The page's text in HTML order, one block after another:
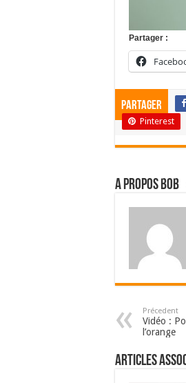
Partager :
Partager
Pinterest
A propos bOb
Précedent
Vidéo :
l’orange
Articles